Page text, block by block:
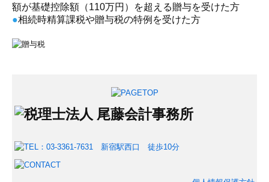
額が基礎控除額（110万円）を超える贈与を受けた方
●相続時精算課税や贈与税の特例を受けた方